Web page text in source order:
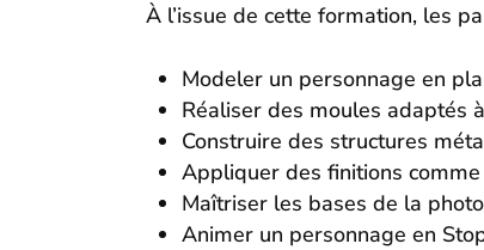
À l’issue de cette formation, les
Modeler un personnage en
Réaliser des moules adaptés
Construire des structures
Appliquer des finitions
Maîtriser les bases de la
Animer un personnage en